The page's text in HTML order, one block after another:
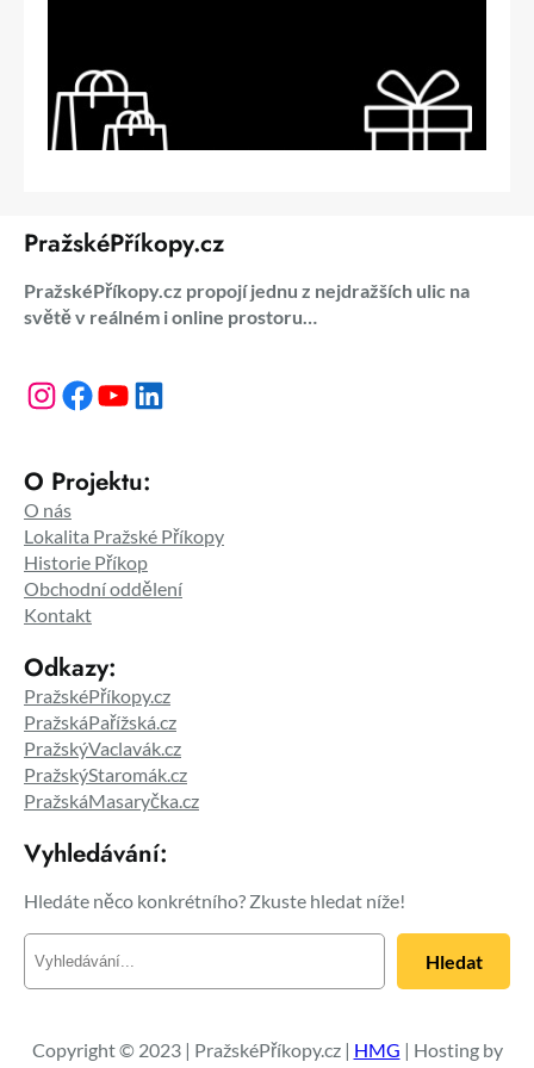
PražskéPříkopy.cz
PražskéPříkopy.cz propojí jednu z nejdražších ulic na
světě v reálném i online prostoru…
Instagram Facebook YouTube LinkedIn
O Projektu:
O nás
Lokalita Pražské Příkopy
Historie Příkop
Obchodní oddělení
Kontakt
Odkazy:
PražskéPříkopy.cz
PražskáPařížská.cz
PražskýVaclavák.cz
PražskýStaromák.cz
PražskáMasaryčka.cz
Vyhledávání:
Hledáte něco konkrétního? Zkuste hledat níže!
e
a
Hledat
Copyright © 2023 | PražskéPříkopy.cz | HMG | Hosting by